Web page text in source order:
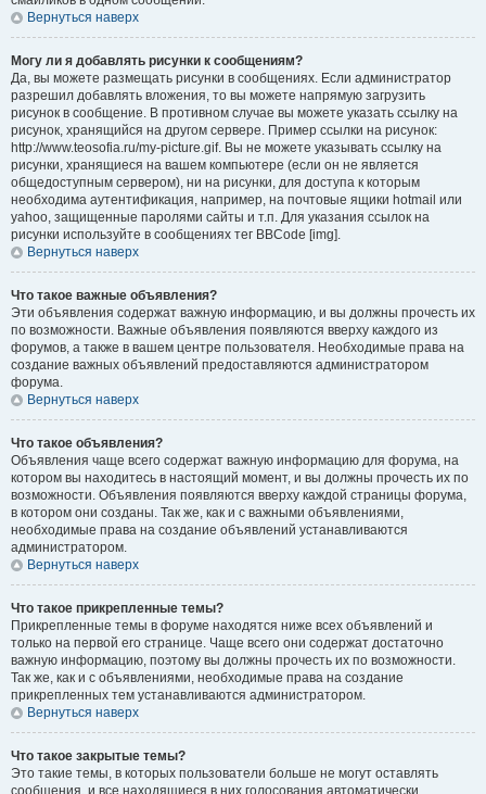
Вернуться наверх
Могу ли я добавлять рисунки к сообщениям?
Да, вы можете размещать рисунки в сообщениях. Если администратор
разрешил добавлять вложения, то вы можете напрямую загрузить
рисунок в сообщение. В противном случае вы можете указать ссылку на
рисунок, хранящийся на другом сервере. Пример ссылки на рисунок:
http://www.teosofia.ru/my-picture.gif. Вы не можете указывать ссылку на
рисунки, хранящиеся на вашем компьютере (если он не является
общедоступным сервером), ни на рисунки, для доступа к которым
необходима аутентификация, например, на почтовые ящики hotmail или
yahoo, защищенные паролями сайты и т.п. Для указания ссылок на
рисунки используйте в сообщениях тег BBCode [img].
Вернуться наверх
Что такое важные объявления?
Эти объявления содержат важную информацию, и вы должны прочесть их
по возможности. Важные объявления появляются вверху каждого из
форумов, а также в вашем центре пользователя. Необходимые права на
создание важных объявлений предоставляются администратором
форума.
Вернуться наверх
Что такое объявления?
Объявления чаще всего содержат важную информацию для форума, на
котором вы находитесь в настоящий момент, и вы должны прочесть их по
возможности. Объявления появляются вверху каждой страницы форума,
в котором они созданы. Так же, как и с важными объявлениями,
необходимые права на создание объявлений устанавливаются
администратором.
Вернуться наверх
Что такое прикрепленные темы?
Прикрепленные темы в форуме находятся ниже всех объявлений и
только на первой его странице. Чаще всего они содержат достаточно
важную информацию, поэтому вы должны прочесть их по возможности.
Так же, как и с объявлениями, необходимые права на создание
прикрепленных тем устанавливаются администратором.
Вернуться наверх
Что такое закрытые темы?
Это такие темы, в которых пользователи больше не могут оставлять
сообщения, и все находящиеся в них голосования автоматически